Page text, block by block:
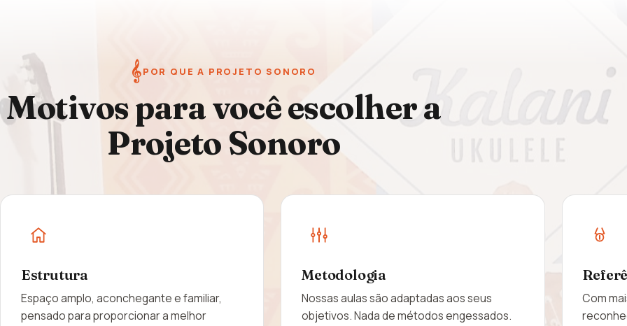
𝄞POR QUE A PROJETO SONORO
Motivos para você escolher a
Projeto Sonoro
Estrutura
Espaço amplo, aconchegante e familiar,
pensado para proporcionar a melhor
Metodologia
Nossas aulas são adaptadas aos seus
objetivos. Nada de métodos engessados.
Com